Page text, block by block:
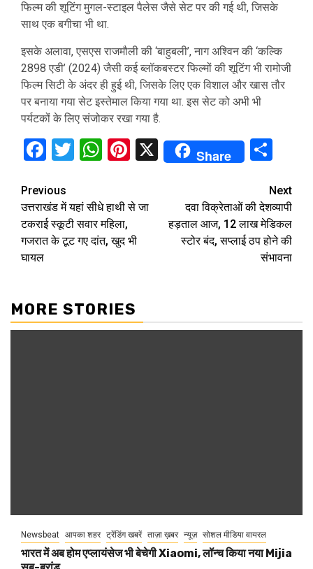
फिल्म की शूटिंग मुगल-स्टाइल पैलेस जैसे सेट पर की गई थी, जिसके
साथ एक बगीचा भी था.
इसके अलावा, एसएस राजमौली की ‘बाहुबली’, नाग अश्विन की ‘कल्कि
2898 एडी’ (2024) जैसी कई ब्लॉकबस्टर फिल्मों की शूटिंग भी रामोजी
फिल्म सिटी के अंदर ही हुई थी, जिसके लिए एक विशाल और खास तौर
पर बनाया गया सेट इस्तेमाल किया गया था. इस सेट को अभी भी
पर्यटकों के लिए संजोकर रखा गया है.
Facebook
Twitter
WhatsApp
Pinterest
X Share
Continue
Reading
Previous
उत्तराखंड में यहां सीधे हाथी से जा
टकराई स्कूटी सवार महिला,
गजरात के टूट गए दांत, खुद भी
घायल
Next
दवा विक्रेताओं की देशव्यापी
हड़ताल आज, 12 लाख मेडिकल
स्टोर बंद, सप्लाई ठप होने की
संभावना
MORE STORIES
Newsbeat आपका शहर ट्रेंडिंग खबरें ताज़ा ख़बर न्यूज़ सोशल मीडिया वायरल
भारत में अब होम एप्लायंसेज भी बेचेगी Xiaomi, लॉन्च किया नया Mijia